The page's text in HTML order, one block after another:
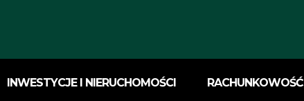
INWESTYCJE I NIERUCHOMOŚCI RACHUNKOWOŚĆ